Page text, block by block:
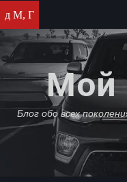
содержимому
д М, Г
Мой
Блог обо всех